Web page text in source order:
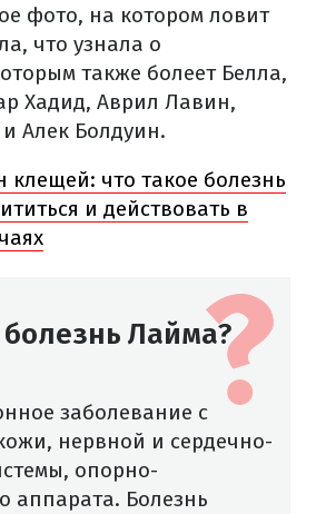
фото, на котором ловит
что узнала о
также болеет Белла,
Хадид, Аврил Лавин,
и Алек Болдуин.
клещей: что такое болезнь
и действовать в
болезнь Лайма?
заболевание с
нервной и сердечно-
опорно-
аппарата. Болезнь